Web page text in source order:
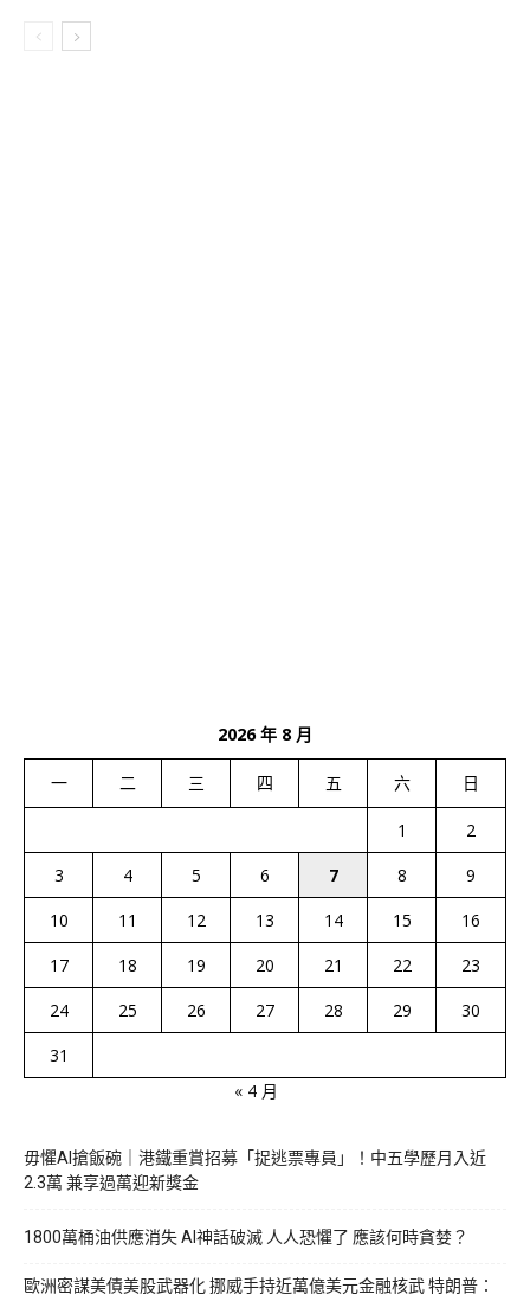
2026 年 8 月
一 二 三 四 五 六 日
1
2
3
4 5 6 7 8
9
10
11 12 13 14 15
16
17
18 19 20 21 22
23
24
25 26 27 28 29
30
31
« 4 月
毋懼AI搶飯碗｜港鐵重賞招募「捉逃票專員」！中五學歷月入近
2.3萬 兼享過萬迎新獎金
1800萬桶油供應消失 AI神話破滅 人人恐懼了 應該何時貪婪？
歐洲密謀美債美股武器化 挪威手持近萬億美元金融核武 特朗普：